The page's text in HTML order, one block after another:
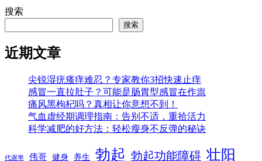
搜索
搜索
近期文章
尖锐湿疣瘙痒难忍？专家教你3招快速止痒
感冒一直拉肚子？可能是肠胃型感冒在作祟
痛风黑枸杞吗？真相让你意想不到！
气血虚经期调理指南：告别不适，重拾活力
科学减肥的好方法：轻松瘦身不反弹的秘诀
代谢率 伟哥 健身 养生 勃起 勃起功能障碍 壮阳